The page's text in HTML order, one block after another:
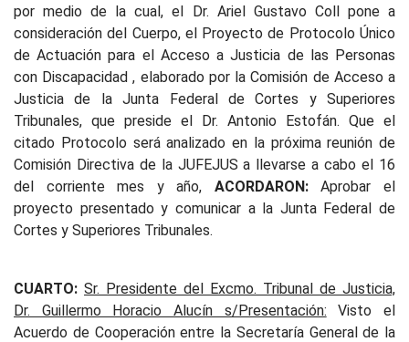
por medio de la cual, el Dr. Ariel Gustavo Coll pone a
consideración del Cuerpo, el Proyecto de Protocolo Único
de Actuación para el Acceso a Justicia de las Personas
con Discapacidad , elaborado por la Comisión de Acceso a
Justicia de la Junta Federal de Cortes y Superiores
Tribunales, que preside el Dr. Antonio Estofán. Que el
citado Protocolo será analizado en la próxima reunión de
Comisión Directiva de la JUFEJUS a llevarse a cabo el 16
del corriente mes y año, ACORDARON:Aprobar el
proyecto presentado y comunicar a la Junta Federal de
Cortes y Superiores Tribunales.
CUARTO: Sr. Presidente del Excmo. Tribunal de Justicia,
Dr. Guillermo Horacio Alucín s/Presentación: Visto el
Acuerdo de Cooperación entre la Secretaría General de la